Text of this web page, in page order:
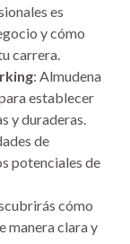
es
y cómo
carrera.
: Almudena
establecer
y duraderas.
de
potenciales de
cómo
manera clara y